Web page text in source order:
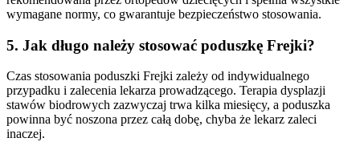
wymagane normy, co gwarantuje bezpieczeństwo stosowania.
5. Jak długo należy stosować poduszkę Frejki?
Czas stosowania poduszki Frejki zależy od indywidualnego
przypadku i zalecenia lekarza prowadzącego. Terapia dysplazji
stawów biodrowych zazwyczaj trwa kilka miesięcy, a poduszka
powinna być noszona przez całą dobę, chyba że lekarz zaleci
inaczej.